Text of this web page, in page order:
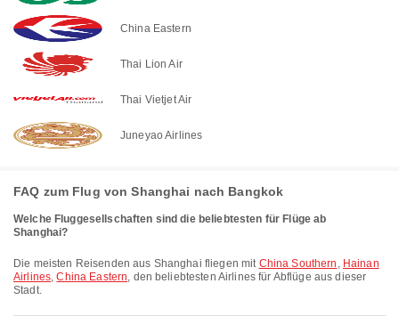
China Eastern
Thai Lion Air
Thai Vietjet Air
Juneyao Airlines
FAQ zum Flug von Shanghai nach Bangkok
Welche Fluggesellschaften sind die beliebtesten für Flüge ab
Shanghai?
Die meisten Reisenden aus Shanghai fliegen mit China Southern , Hainan
Airlines,China Eastern, den beliebtesten Airlines für Abflüge aus dieser
Stadt.